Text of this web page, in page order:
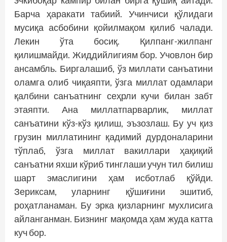
Барча ҳаракати табиий. Учинчиси қўлидаги
мусиқа асбобини қойилмақом қилиб чалади.
Лекин ўта босиқ. Қилпанг-жилпанг
қилишмайди. Жиддийлигиям бор. Учовлон бир
ансамбль. Биргалашиб, ўз миллати санъатини
оламга олиб чиқаяпти, ўзга миллат одамлари
қалбини санъатнинг сеҳрли кучи билан забт
этаяпти. Ана миллатпарварлик, миллат
санъатини кўз-кўз қилиш, эъзозлаш. Бу уч қиз
грузин миллатининг қадимий дурдоналарини
тўплаб, ўзга миллат вакиллари ҳақиқий
санъатни яхши кўриб тинглаши учун тил билиш
шарт эмаслигини ҳам исботлаб қўйди.
Зериксам, уларнинг қўшиғини эшитиб,
роҳатланаман. Бу эрка қизларнинг мухлисига
айланганман. Бизнинг мақомда ҳам жуда катта
куч бор.